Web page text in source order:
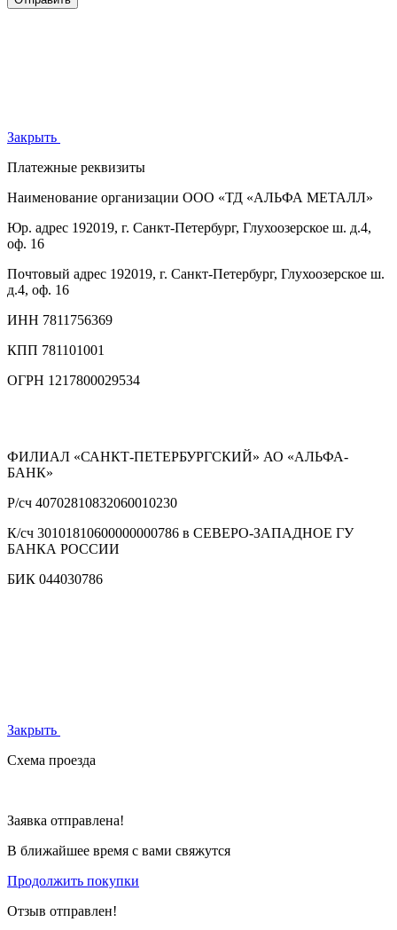
Закрыть
Платежные реквизиты
Наименование организации ООО «ТД «АЛЬФА МЕТАЛЛ»
Юр. адрес 192019, г. Санкт-Петербург, Глухоозерское ш. д.4,
оф. 16
Почтовый адрес 192019, г. Санкт-Петербург, Глухоозерское ш.
д.4, оф. 16
ИНН 7811756369
КПП 781101001
ОГРН 1217800029534
ФИЛИАЛ «САНКТ-ПЕТЕРБУРГСКИЙ» АО «АЛЬФА-
БАНК»
Р/сч 40702810832060010230
К/сч 30101810600000000786 в СЕВЕРО-ЗАПАДНОЕ ГУ
БАНКА РОССИИ
БИК 044030786
Закрыть
Схема проезда
Заявка отправлена!
В ближайшее время с вами свяжутся
Продолжить покупки
Отзыв отправлен!